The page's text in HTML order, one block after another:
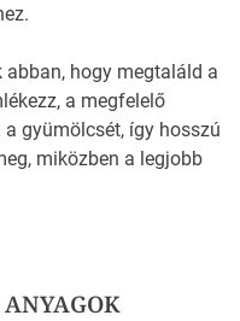
abban, hogy megtaláld a
a megfelelő
gyümölcsét, így hosszú
miközben a legjobb